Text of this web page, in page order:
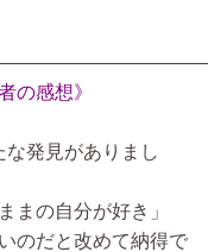
の感想》
な発見がありまし
まの自分が好き」
のだと改めて納得で